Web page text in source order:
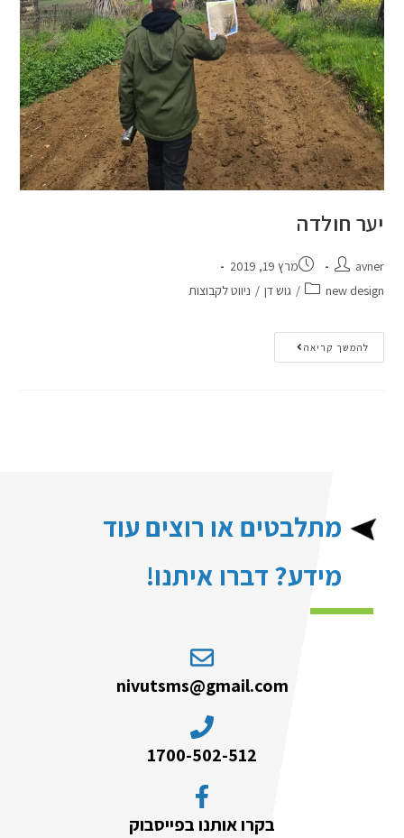
יער חולדה
avner
מרץ 19, 2019
new design
/ גוש דן / ניווט לקבוצות
להמשך קריאה
מתלבטים או רוצים עוד
מידע? דברו איתנו!
nivutsms@gmail.com
1700-502-512
בקרו אותנו בפייסבוק